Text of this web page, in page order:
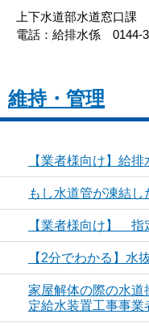
上下水道部水道窓口課
電話：給排水係 0144-
維持・管理
【業者様向け】給
もし水道管が凍結し
【業者様向け】 指
【2分でわかる】水
家屋解体の際の水道
定給水装置工事事業